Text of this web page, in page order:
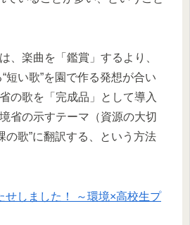
、楽曲を「鑑賞」するより、
短い歌”を園で作る発想が合い
の歌を「完成品」として導入
省の示すテーマ（資源の大切
の歌”に翻訳する、という方法
せしました！ ～環境×高校生プ